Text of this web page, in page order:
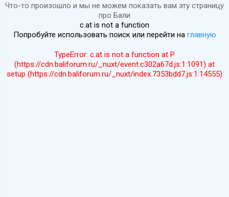
Что-то произошло и мы не можем показать вам эту страницу
про Бали
c.at is not a function
Попробуйте использовать поиск или перейти на главную
TypeError: c.at is not a function at P
(https://cdn.baliforum.ru/_nuxt/event.c302a67d.js:1:1091) at
setup (https://cdn.baliforum.ru/_nuxt/index.7353bdd7.js:1:14555)